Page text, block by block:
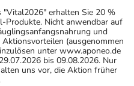
"Vital2026" erhalten Sie 20 %
Produkte. Nicht anwendbar auf
und
(ausgenommen
unter www.aponeo.de
bis 09.08.2026. Nur
uns vor, die Aktion früher